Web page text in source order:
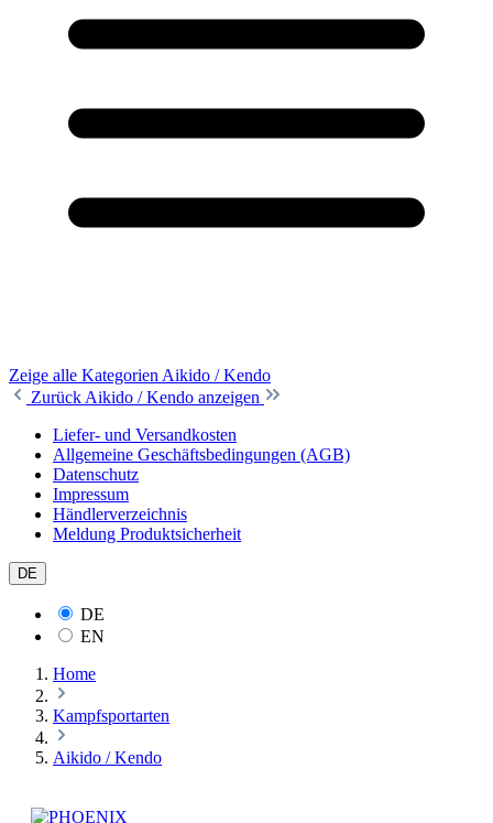
Zeige alle Kategorien Aikido / Kendo
Zurück Aikido / Kendo anzeigen
Liefer- und Versandkosten
Allgemeine Geschäftsbedingungen (AGB)
Datenschutz
Impressum
Händlerverzeichnis
Meldung Produktsicherheit
DE
DE
EN
Home
Kampfsportarten
Aikido / Kendo